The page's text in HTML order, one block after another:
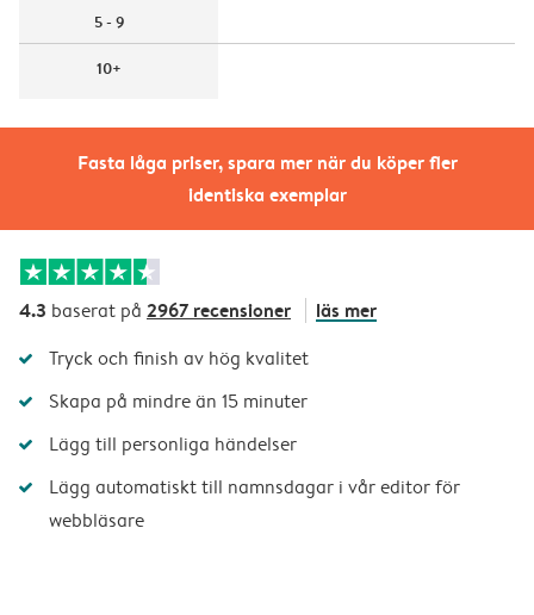
Fasta låga priser, spara mer när du köper fler
identiska exemplar
5 - 9
10+
4.3 baserat på 2967 recensioner läs mer
Tryck och finish av hög kvalitet
Skapa på mindre än 15 minuter
Lägg till personliga händelser
Lägg automatiskt till namnsdagar i vår editor för
webbläsare